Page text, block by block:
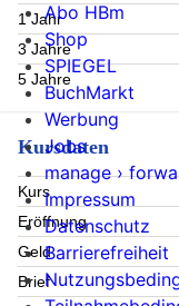
1 Jahr
3 Jahre
5 Jahre
Kursdaten
Kurs
Eröffnung
Geld
Brief
Abo HBm
Shop
SPIEGEL
BuchMarkt
Werbung
Jobs
manage ›
Impressum
Datenschutz
Barrierefreiheit